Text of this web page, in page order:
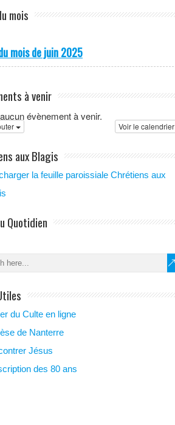
mois
mois de juin 2025
à venir
aucun évènement à venir.
Voir le calendrier
aux Blagis
la feuille paroissiale Chrétiens aux
Quotidien
du Culte en ligne
de Nanterre
Jésus
des 80 ans